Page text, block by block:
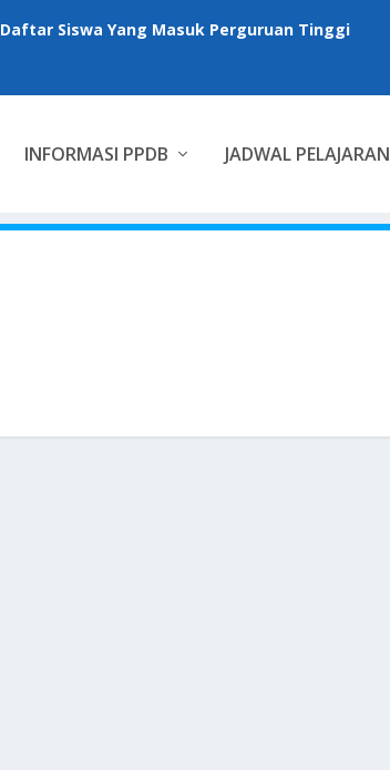
Daftar Siswa Yang Masuk Perguruan Tinggi
INFORMASI PPDB JADWAL PELAJARAN